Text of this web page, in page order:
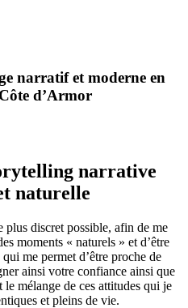
narratif et moderne en
d’Armor
narrative
naturelle
plus discret possible, afin de me
moments « naturels » et d’être
me permet d’être proche de
ainsi votre confiance ainsi que
mélange de ces attitudes qui je
et pleins de vie.